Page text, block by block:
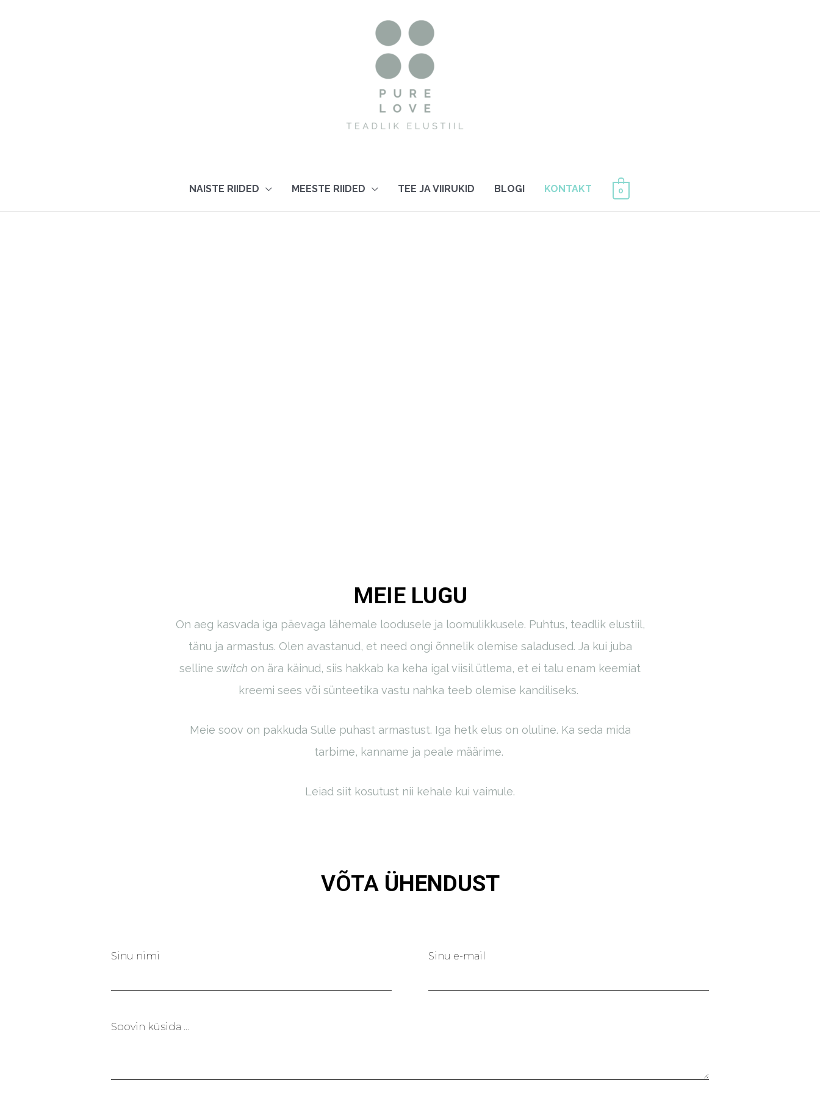
NAISTE RIIDED MEESTE RIIDED TEE JA VIIRUKID BLOGI KONTAKT 0
MEIE LUGU
On aeg kasvada iga päevaga lähemale loodusele ja loomulikkusele. Puhtus, teadlik elustiil,
tänu ja armastus. Olen avastanud, et need ongi õnnelik olemise saladused. Ja kui juba
selline switch on ära käinud, siis hakkab ka keha igal viisil ütlema, et ei talu enam keemiat
kreemi sees või sünteetika vastu nahka teeb olemise kandiliseks.
Meie soov on pakkuda Sulle puhast armastust. Iga hetk elus on oluline. Ka seda mida
tarbime, kanname ja peale määrime.
Leiad siit kosutust nii kehale kui vaimule.
VÕTA ÜHENDUST
Sinu nimi Sinu e-mail
Soovin küsida ...